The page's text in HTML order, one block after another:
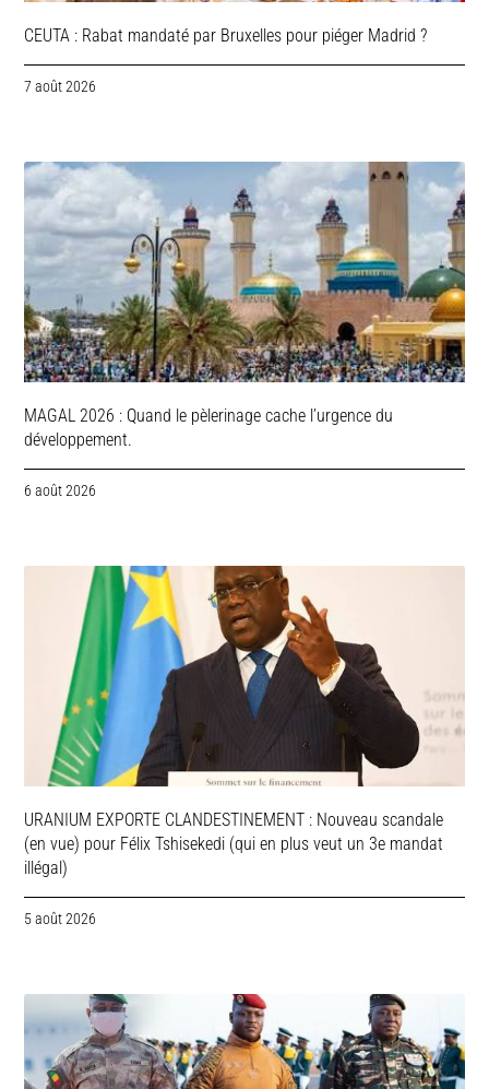
CEUTA : Rabat mandaté par Bruxelles pour piéger Madrid ?
7 août 2026
MAGAL 2026 : Quand le pèlerinage cache l’urgence du
développement.
6 août 2026
URANIUM EXPORTE CLANDESTINEMENT : Nouveau scandale
(en vue) pour Félix Tshisekedi (qui en plus veut un 3e mandat
illégal)
5 août 2026